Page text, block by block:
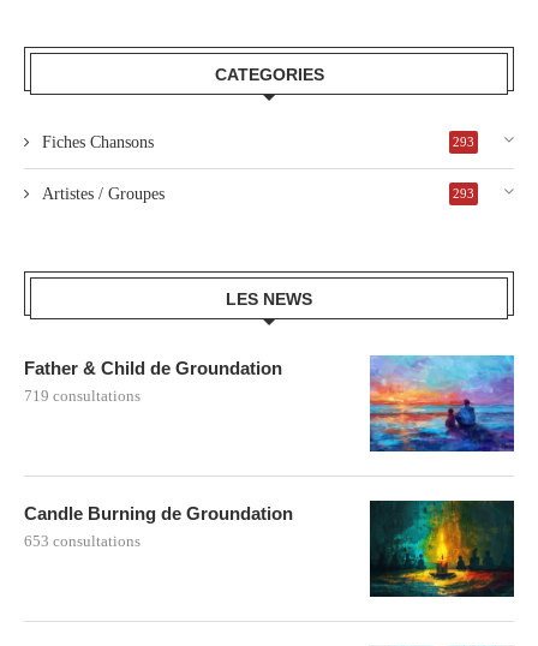
CATEGORIES
Fiches Chansons 293
Artistes / Groupes 293
LES NEWS
Father & Child de Groundation
719 consultations
Candle Burning de Groundation
653 consultations